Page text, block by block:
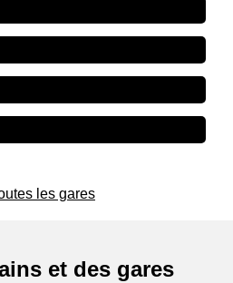
les gares
et des gares